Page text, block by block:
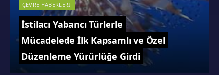
ÇEVRE HABERLERI
İstilacı Yabancı Türlerle
Mücadelede İlk Kapsamlı ve Özel
Düzenleme Yürürlüğe Girdi